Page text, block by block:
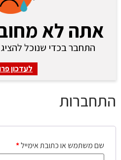
אתה לא
התחבר בכדי שנוכל
לעדכון
התחברות
שם משתמש או כתובת אימייל*